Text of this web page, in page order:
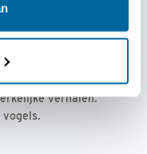
36,00 per jaar
leden, met
verhalen.
vogels.